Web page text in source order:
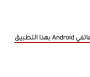
حررت 10 جيجابايت من هاتفي Android بهذا التطبيق